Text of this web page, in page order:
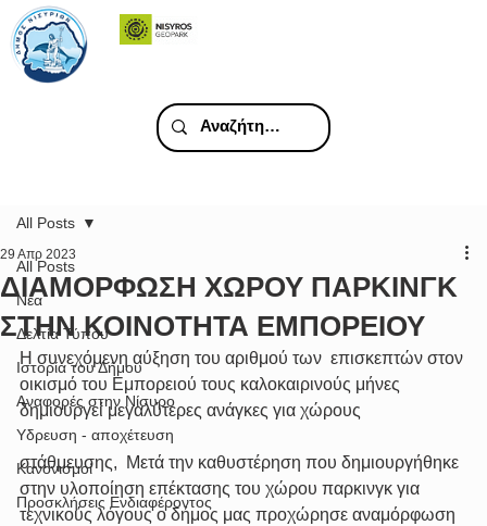
All Posts
Νέα
Δελτία Τύπου
Ιστορία του Δήμου
Αναφορές στην Νίσυρο
Υδρευση - αποχέτευση
Κανονισμοί
Προσκλήσεις Ενδιαφέροντος
All Posts
ΔΙΑΜΟΡΦΩΣΗ ΧΩΡΟΥ ΠΑΡΚΙΝΓΚ
ΣΤΗΝ ΚΟΙΝΟΤΗΤΑ ΕΜΠΟΡΕΙΟΥ
29 Απρ 2023
Η συνεχόμενη αύξηση του αριθμού των  επισκεπτών στον
οικισμό του Εμπορειού τους καλοκαιρινούς μήνες
δημιουργεί μεγαλύτερες ανάγκες για χώρους
στάθμευσης,  Μετά την καθυστέρηση που δημιουργήθηκε
στην υλοποίηση επέκτασης του χώρου παρκινγκ για
τεχνικούς λόγους ο δήμος μας προχώρησε αναμόρφωση